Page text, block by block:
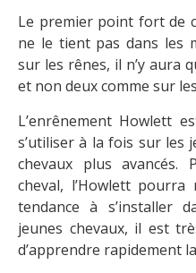
Le premier point fort de
ne le tient pas dans les
sur les rênes, il n’y aura
et non deux comme sur
L’enrênement Howlett
s’utiliser à la fois sur les
chevaux plus
cheval, l’Howlett
tendance à s’installer
jeunes chevaux, il est
d’apprendre rapidement